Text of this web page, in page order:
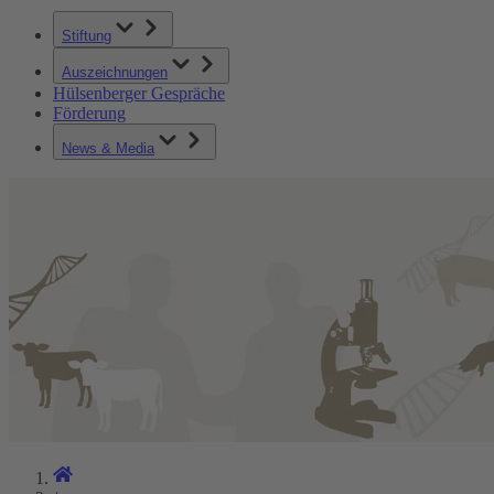
Stiftung
Auszeichnungen
Hülsenberger Gespräche
Förderung
News & Media